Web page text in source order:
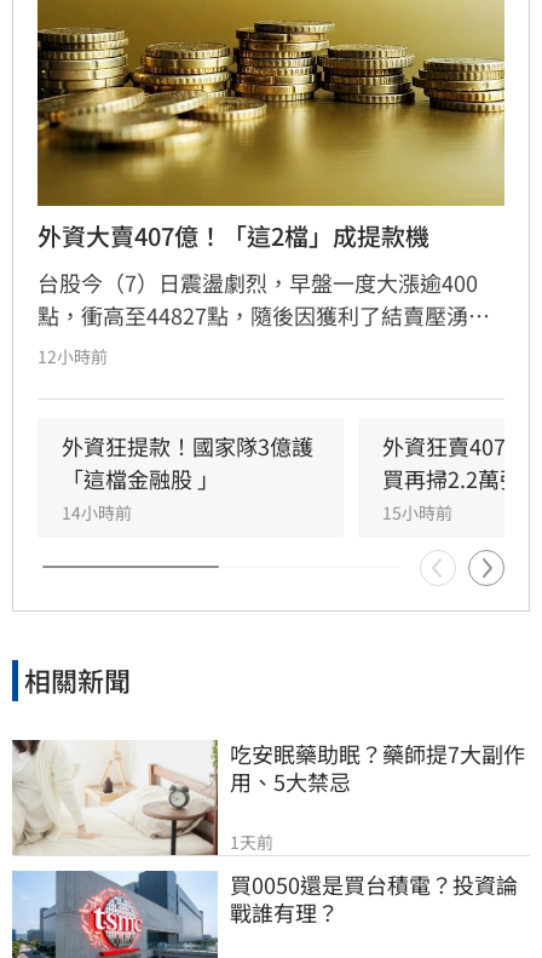
外資大賣407億！「這2檔」成提款機
台股今（7）日震盪劇烈，早盤一度大漲逾400
點，衝高至44827點，隨後因獲利了結賣壓湧
現，指數翻黑收在44225.91點，下跌170.79點，
億元，大舉減碼群創與華邦電，長榮航則獲外資
青睞成為買超冠軍。市場多空在季線壓力區拉
鋸，投資人需密切留意後續外資操作動向與資金
流向，短線獲利回吐賣壓是否持續，將成為影響
大盤後市走勢的關鍵指標。
12小時前
外資狂提款！國家隊3億護
「這檔金融股 」
14小時前
外資狂賣407億
買再掃2.2萬張
15小時前
相關新聞
吃安眠藥助眠？藥師提7大副作
用、5大禁忌
1天前
買0050還是買台積電？投資論
戰誰有理？